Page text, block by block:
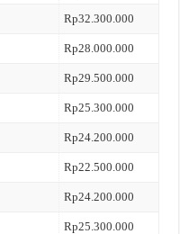
Rp32.300.000
Rp28.000.000
Rp29.500.000
Rp25.300.000
Rp24.200.000
Rp22.500.000
Rp24.200.000
Rp25.300.000